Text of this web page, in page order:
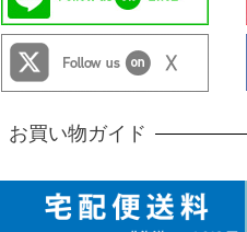
お買い物ガイド